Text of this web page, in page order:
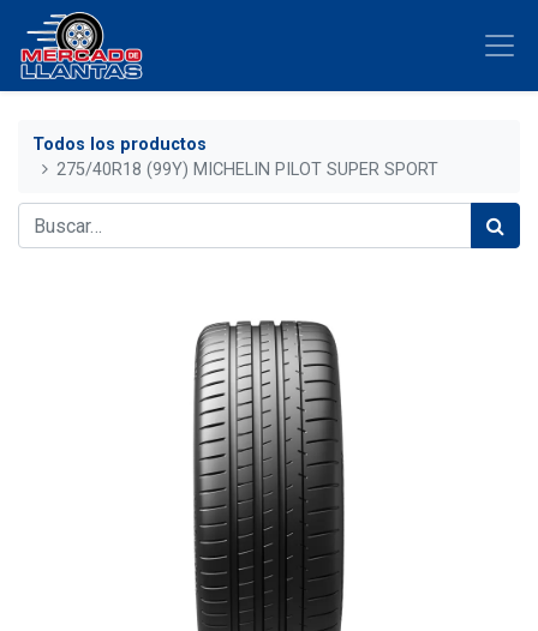
Todos los productos
275/40R18 (99Y) MICHELIN PILOT SUPER SPORT